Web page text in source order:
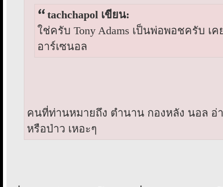
tachchapol เขียน:
ใช่ครับ Tony Adams เป็นพ่อพอชครับ เ
อาร์เซนอล
คนที่ท่านหมายถึง ตำนาน กองหลัง นอล อ่
หรือป่าว เหอะๆ